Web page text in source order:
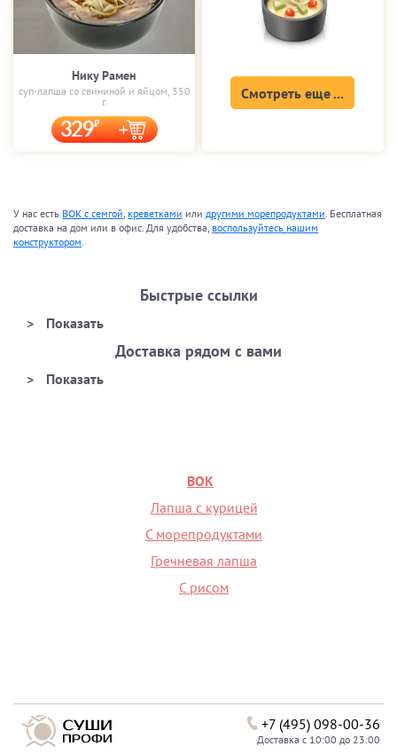
Нику Рамен
суп-лапша со свининой и яйцом, 350
г.
329
Смотреть еще ...
У нас есть ВОК с семгой креветками или другими морепродуктами . Бесплатная
доставка на дом или в офис. Для удобства, воспользуйтесь нашим
конструктором
Быстрые ссылки
Доставка рядом с вами
ВОК
Лапша с курицей
С морепродуктами
Гречневая лапша
С рисом
+7 (495) 098-00-36
Доставка с 10:00 до 23:00